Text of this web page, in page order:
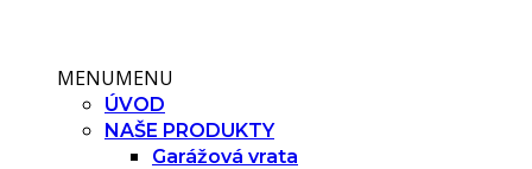
MENUMENU
ÚVOD
NAŠE PRODUKTY
Garážová vrata